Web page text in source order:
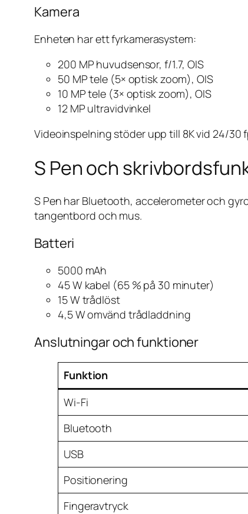
Kamera
Enheten har ett fyrkamerasystem:
200 MP huvudsensor, f/1.7, OIS
50 MP tele (5× optisk zoom), OIS
10 MP tele (3× optisk zoom), OIS
12 MP ultravidvinkel
Videoinspelning stöder upp till 8K vid 24/30
S Pen och
S Pen har Bluetooth, accelerometer och
tangentbord och mus.
Batteri
5000 mAh
45 W kabel (65 % på 30 minuter)
15 W trådlöst
4,5 W omvänd trådladdning
Anslutningar och funktioner
Funktion
Wi-Fi
Bluetooth
USB
Positionering
Fingeravtryck